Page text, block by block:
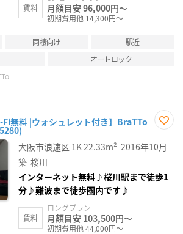
賃料 月額目安 96,000円～
初期費用他 14,300円～
同棲向け
駅近
オートロック
Fi無料 |ウォシュレット付き】BraTTo
に入
り登
大阪市浪速区 1K22.33m² 2016年10月
築 桜川
インターネット無料♪桜川駅まで徒歩1
分♪難波まで徒歩圏内です♪
賃料
ロングプラン
月額目安 103,500円～
初期費用他 44,000円～